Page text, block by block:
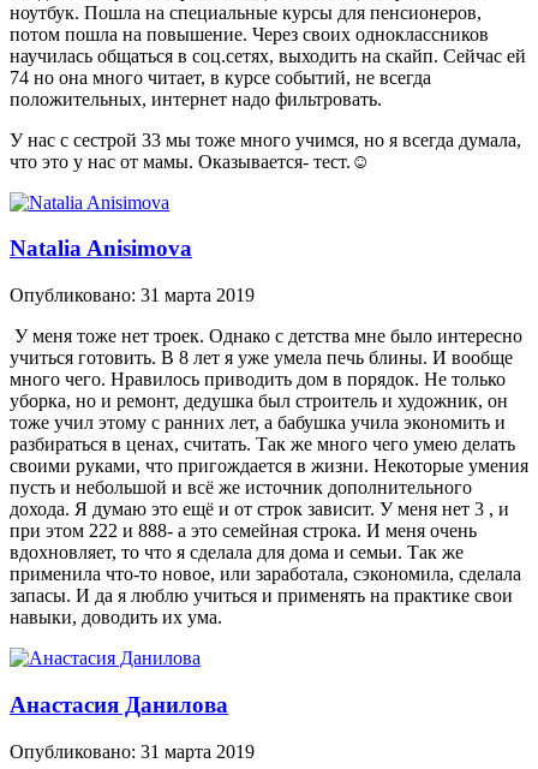
ноутбук. Пошла на специальные курсы для пенсионеров,
потом пошла на повышение. Через своих одноклассников
научилась общаться в соц.сетях, выходить на скайп. Сейчас ей
74 но она много читает, в курсе событий, не всегда
положительных, интернет надо фильтровать.
У нас с сестрой 33 мы тоже много учимся, но я всегда думала,
что это у нас от мамы. Оказывается- тест.☺
Natalia Anisimova
Опубликовано: 31 марта 2019
У меня тоже нет троек. Однако с детства мне было интересно
учиться готовить. В 8 лет я уже умела печь блины. И вообще
много чего. Нравилось приводить дом в порядок. Не только
уборка, но и ремонт, дедушка был строитель и художник, он
тоже учил этому с ранних лет, а бабушка учила экономить и
разбираться в ценах, считать. Так же много чего умею делать
своими руками, что пригождается в жизни. Некоторые умения
пусть и небольшой и всё же источник дополнительного
дохода. Я думаю это ещё и от строк зависит. У меня нет 3 , и
при этом 222 и 888- а это семейная строка. И меня очень
вдохновляет, то что я сделала для дома и семьи. Так же
применила что-то новое, или заработала, сэкономила, сделала
запасы. И да я люблю учиться и применять на практике свои
навыки, доводить их ума.
Анастасия Данилова
Опубликовано: 31 марта 2019